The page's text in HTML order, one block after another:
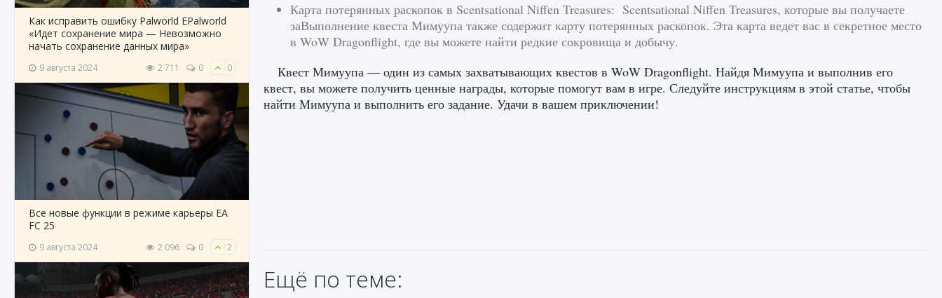
Как исправить ошибку Palworld EPalworld
«Идет сохранение мира — Невозможно
начать сохранение данных мира»
9 августа 2024 2 711 0 0
Все новые функции в режиме карьеры EA
FC 25
9 августа 2024 2 096 0 2
Карта потерянных раскопок в Scentsational Niffen Treasures: Scentsational Niffen Treasures, которые вы получаете
заВыполнение квеста Мимуупа также содержит карту потерянных раскопок. Эта карта ведет вас в секретное место
в WoW Dragonflight, где вы можете найти редкие сокровища и добычу.
Квест Мимуупа — один из самых захватывающих квестов в WoW Dragonflight. Найдя Мимуупа и выполнив его
квест, вы можете получить ценные награды, которые помогут вам в игре. Следуйте инструкциям в этой статье, чтобы
найти Мимуупа и выполнить его задание. Удачи в вашем приключении!
Ещё по теме: